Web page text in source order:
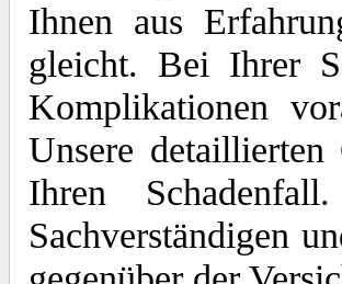
Ihnen aus
gleicht. Bei Ihrer
Komplikationen
Unsere
Ihren
Sachverständigen